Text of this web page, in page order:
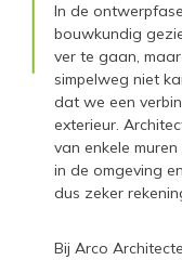
In de
bouwkundig
ver te gaan,
simpelweg niet
dat we een
exterieur.
van enkele
in de omgeving
dus zeker
Bij Arco